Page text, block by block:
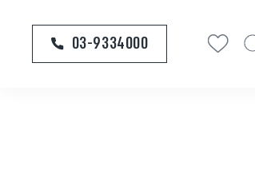
03-9334000